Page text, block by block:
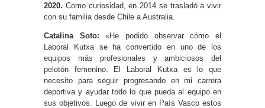
2020. Como curiosidad, en 2014 se trasladó a vivir
con su familia desde Chile a Australia.
Catalina Soto: «He podido observar cómo el
Laboral Kutxa se ha convertido en uno de los
equipos más profesionales y ambiciosos del
pelotón femenino. El Laboral Kutxa es lo que
necesito para seguir progresando en mi carrera
deportiva y ayudar todo lo que pueda al equipo en
sus objetivos. Luego de vivir en País Vasco estos